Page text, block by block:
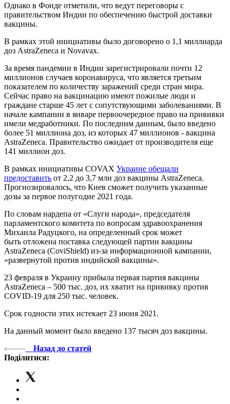
Однако в Фонде отметили, что ведут переговоры с
правительством Индии по обеспечению быстрой доставки
вакцины.
В рамках этой инициативы было договорено о 1,1 миллиарда
доз AstraZeneca и Novavax.
За время пандемии в Индии зарегистрировали почти 12
миллионов случаев коронавируса, что является третьим
показателем по количеству заражений среди стран мира.
Сейчас право на вакцинацию имеют пожилые люди и
граждане старше 45 лет с сопутствующими заболеваниями. В
начале кампании в январе первоочередное право на прививки
имели медработники. По последним данным, было введено
более 51 миллиона доз, из которых 47 миллионов - вакцина
AstraZeneca. Правительство ожидает от производителя еще
141 миллион доз.
В рамках инициативы COVAX Украине обещали
предоставить от 2,2 до 3,7 млн доз вакцины AstraZeneca.
Прогнозировалось, что Киев сможет получить указанные
дозы за первое полугодие 2021 года.
По словам нардепа от «Слуги народа», председателя
парламентского комитета по вопросам здравоохранения
Михаила Радуцкого, на определенный срок может
быть отложена поставка следующей партии вакцины
AstraZeneca (CoviShield) из-за информационной кампании,
«развернутой против индийской вакцины».
23 февраля в Украину прибыла первая партия вакцины
AstraZeneca – 500 тыс. доз, их хватит на прививку против
COVID-19 для 250 тыс. человек.
Срок годности этих истекает 23 июня 2021.
На данный момент было введено 137 тысяч доз вакцины.
Назад до статей
Поділитися: